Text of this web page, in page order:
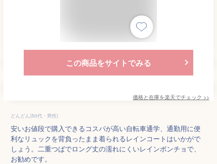
この商品をサイトでみる
価格と在庫を楽天でチェック >>
どんどん(50代・男性)
安いお値段で購入できるコスパが高い自転車通学、通勤用に便
利なリュックを背負ったまま着られるレインコートはいかがで
しょう。二重つばでロング丈の濡れにくいレインポンチョで、
お勧めです。